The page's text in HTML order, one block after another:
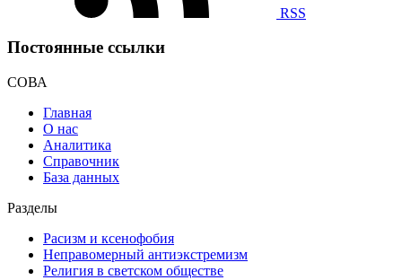
RSS
Постоянные ссылки
СОВА
Главная
О нас
Аналитика
Справочник
База данных
Разделы
Расизм и ксенофобия
Неправомерный антиэкстремизм
Религия в светском обществе